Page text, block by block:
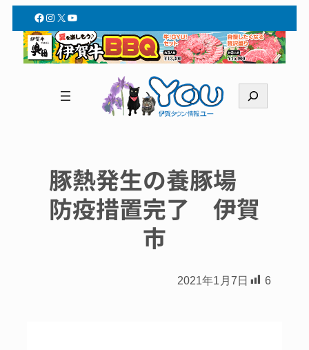
Facebook
Instagram
X YouTube
索
豚熱発生の養豚場
防疫措置完了 伊賀
市
2021年1月7日 6